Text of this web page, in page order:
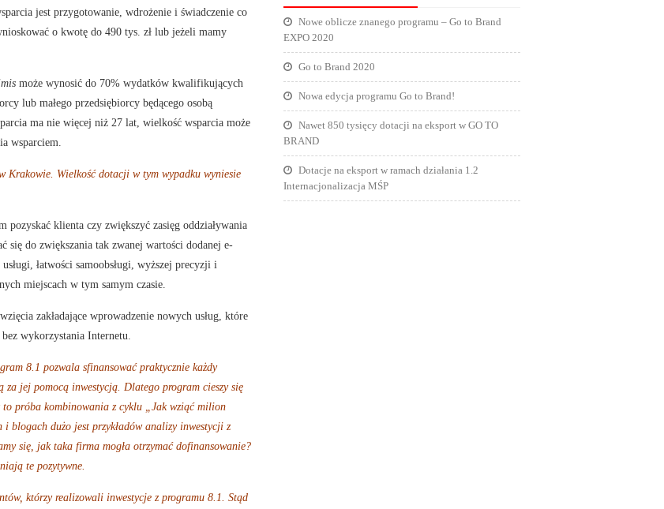
jest przygotowanie, wdrożenie i świadczenie co
o kwotę do 490 tys. zł lub jeżeli mamy
może wynosić do 70% wydatków kwalifikujących
lub małego przedsiębiorcy będącego osobą
ma nie więcej niż 27 lat, wielkość wsparcia może
wsparciem.
Krakowie. Wielkość dotacji w tym wypadku wyniesie
klienta czy zwiększyć zasięg oddziaływania
się do zwiększania tak zwanej wartości dodanej e-
łatwości samoobsługi, wyższej precyzji i
miejscach w tym samym czasie.
zakładające wprowadzenie nowych usług, które
wykorzystania Internetu.
8.1 pozwala sfinansować praktycznie każdy
jej pomocą inwestycją. Dlatego program cieszy się
to próba kombinowania z cyklu „Jak wziąć milion
i blogach dużo jest przykładów analizy inwestycji z
się, jak taka firma mogła otrzymać dofinansowanie?
te pozytywne.
którzy realizowali inwestycje z programu 8.1. Stąd
Nowe oblicze znanego programu – Go to Brand
EXPO 2020
Go to Brand 2020
Nowa edycja programu Go to Brand!
Nawet 850 tysięcy dotacji na eksport w GO TO
BRAND
Dotacje na eksport w ramach działania 1.2
Internacjonalizacja MŚP